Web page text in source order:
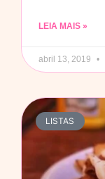
LEIA MAIS »
abril 13, 2019
LISTAS